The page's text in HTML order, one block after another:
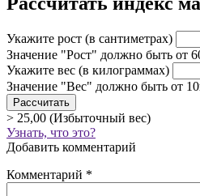
Укажите рост (в сантиметрах)
Значение "Рост" должно быть от
Укажите вес (в килограммах)
Значение "Вес" должно быть от
> 25,00 (Избыточный вес)
Узнать, что это?
Добавить комментарий
Комментарий *